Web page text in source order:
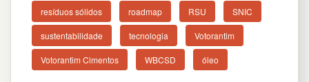
resíduos sólidos roadmap RSU SNIC
sustentabilidade tecnologia Votorantim
Votorantim Cimentos WBCSD óleo